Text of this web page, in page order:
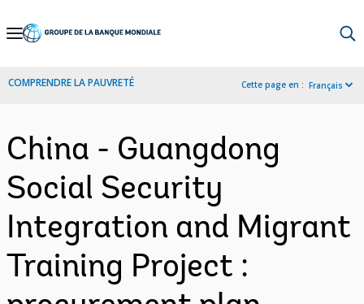
Skip
Navigation
COMPRENDRE LA PAUVRETÉ Cette page en : Français
China - Guangdong
Social Security
Integration and Migrant
Training Project :